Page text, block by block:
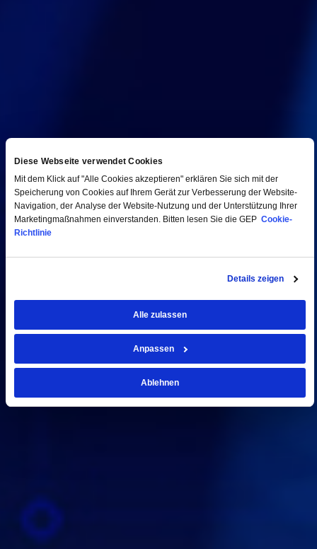
Diese Webseite verwendet Cookies
Mit dem Klick auf "Alle Cookies akzeptieren" erklären Sie sich mit der
Speicherung von Cookies auf Ihrem Gerät zur Verbesserung der Website-
Navigation, der Analyse der Website-Nutzung und der Unterstützung Ihrer
Marketingmaßnahmen einverstanden. Bitten lesen Sie die GEP Cookie-
Richtlinie
Details zeigen
Alle zulassen
Anpassen
Ablehnen